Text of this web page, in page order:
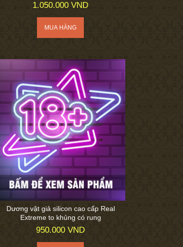
1.050.000 VND
Dương vật giả silicon cao cấp Real
Extreme to khủng có rung
950.000 VND